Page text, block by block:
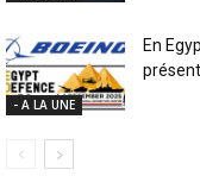
- A LA UNE
En